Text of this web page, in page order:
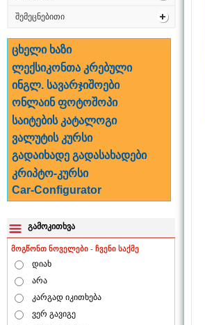
შემეცნებითი
ცხელი ხაზი
ლექსიკონთა კრებული
ინგლ. სავარჯიშოები
ონლაინ ფოტოშოპი
საიტების კატალოგი
ვალუტის კურსი
გადაიხადე გადასახადები
კრიპტო-კურსი
Car-Configurator
გამოკითხვა
მოგწონთ ნოველები - ჩვენი საქმე
დიახ
არა
კარგად იკითხება
ვერ გავიგე